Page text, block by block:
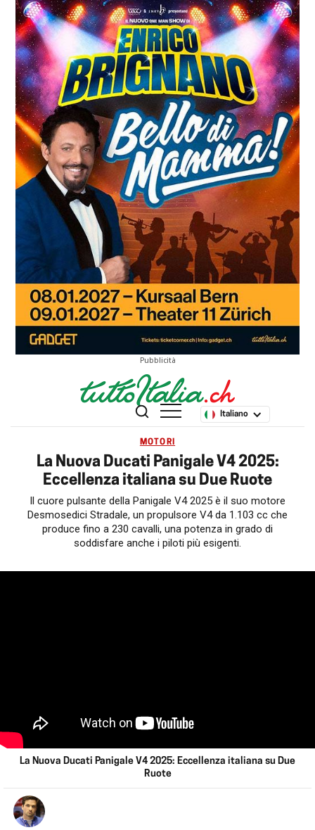
Pubblicità
Italiano
MOTORI
La Nuova Ducati Panigale V4 2025:
Eccellenza italiana su Due Ruote
Il cuore pulsante della Panigale V4 2025 è il suo motore
Desmosedici Stradale, un propulsore V4 da 1.103 cc che
produce fino a 230 cavalli, una potenza in grado di
soddisfare anche i piloti più esigenti.
La Nuova Ducati Panigale V4 2025: Eccellenza italiana su Due
Ruote